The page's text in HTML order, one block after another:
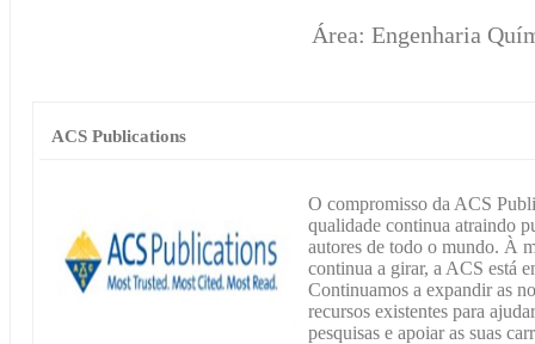
Área: Engenharia
ACS Publications
O compromisso da ACS
qualidade continua atraindo
autores de todo o mundo. À
continua a girar, a ACS está
Continuamos a expandir as
recursos existentes para
pesquisas e apoiar as suas